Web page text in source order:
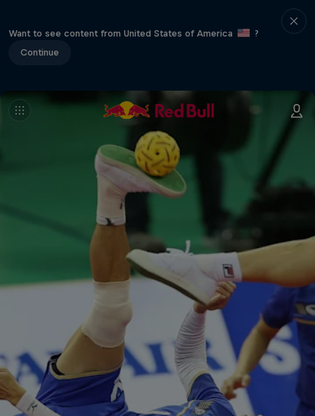
Want to see content from United States of America
?
Continue